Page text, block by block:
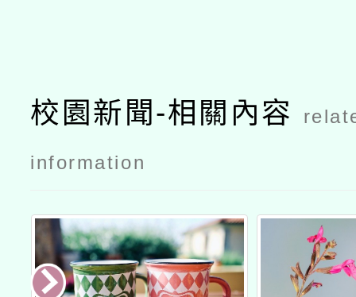
校園新聞-相關內容
information